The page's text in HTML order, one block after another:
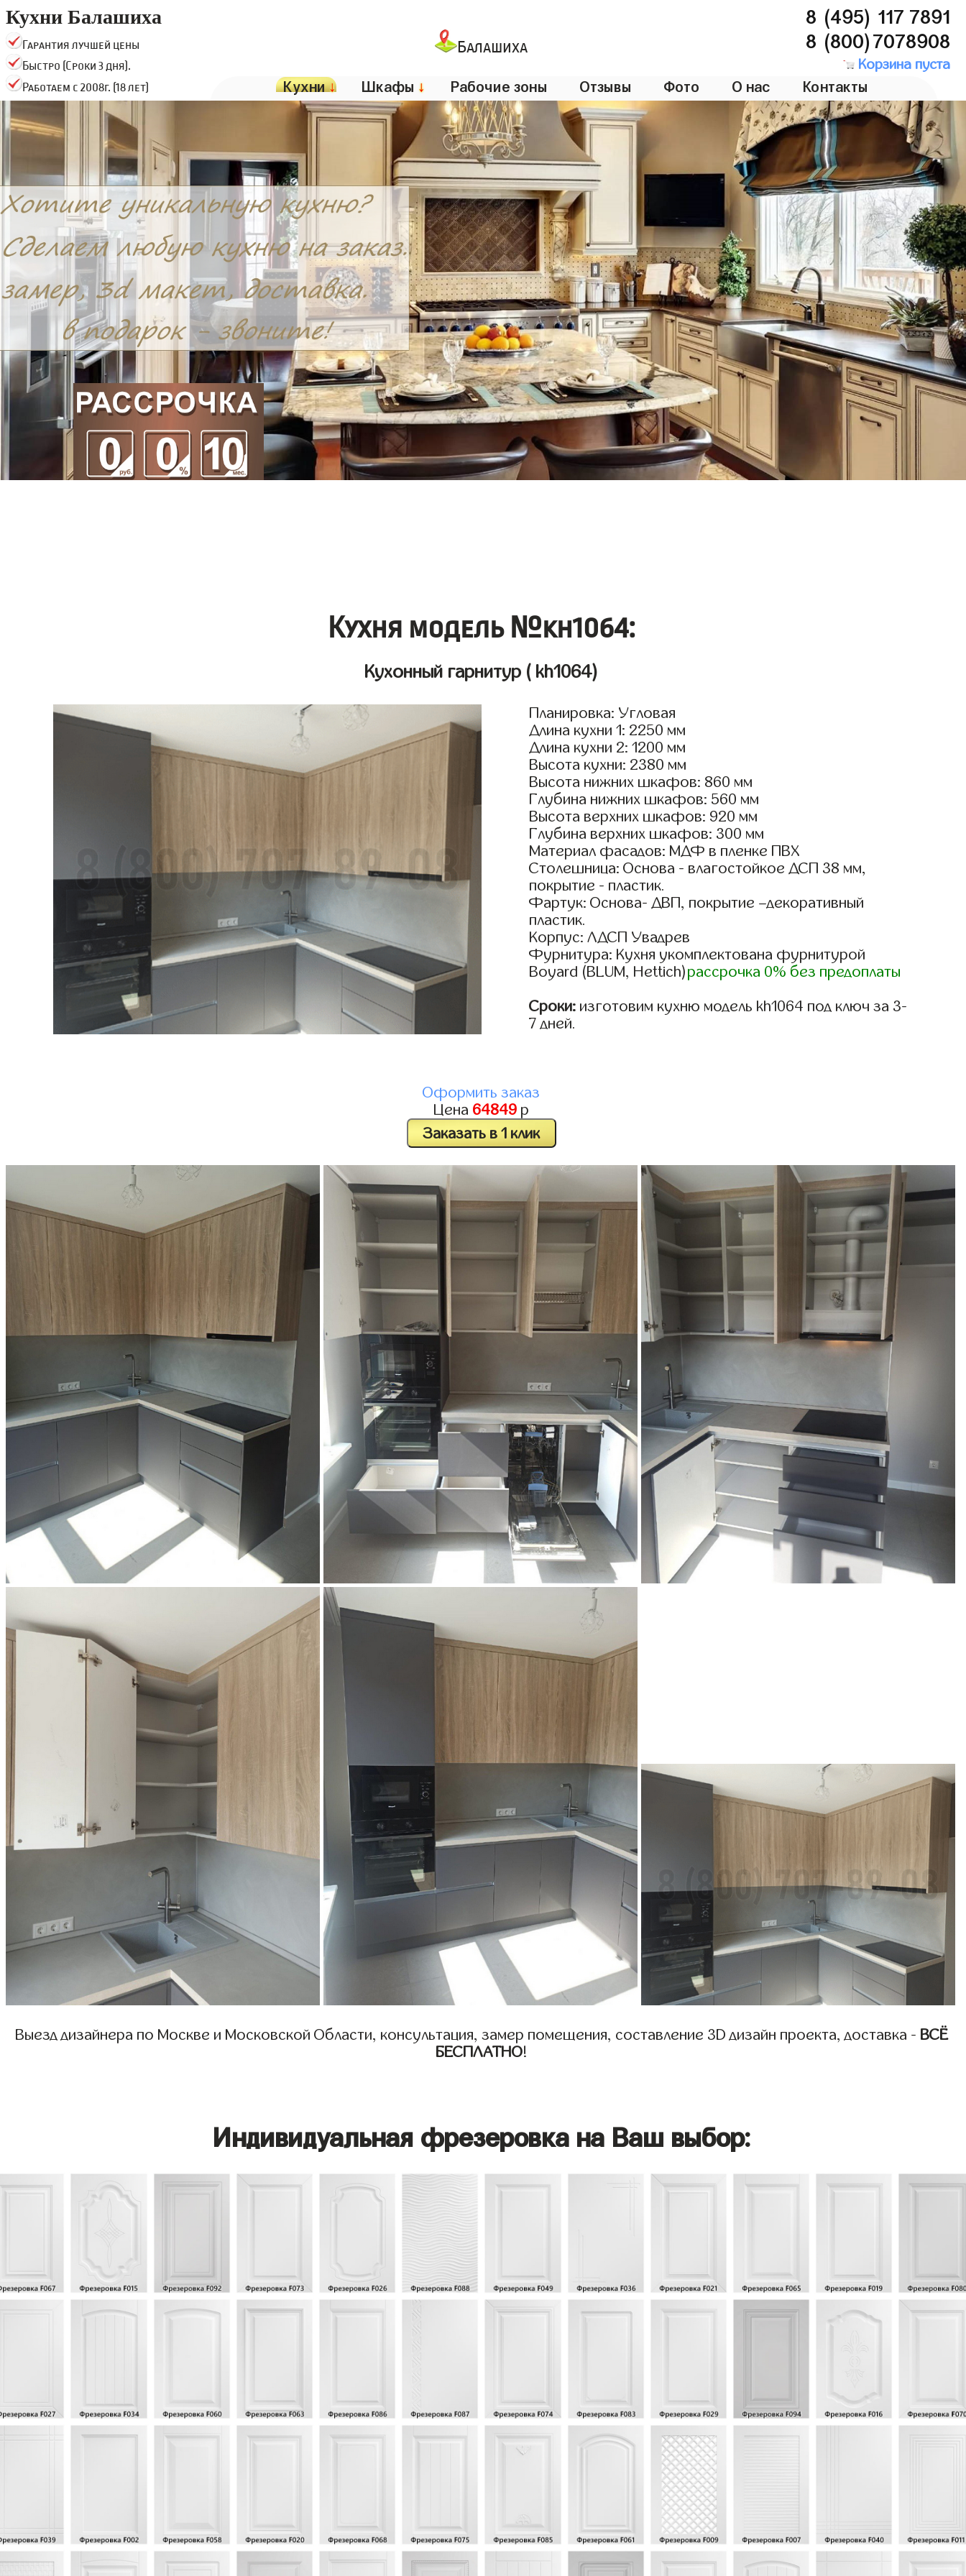
Кухни Балашиха
Гарантия лучшей цены
Быстро (Сроки 3 дня).
Работаем с 2008г. (18 лет)
Балашиха
8 (495) 117 7891
8 (800)7078908
Корзина пуста
Кухни↓ Шкафы ↓ Рабочие зоны Отзывы Фото О нас Контакты
Кухня модель №kh1064:
Кухонный гарнитур ( kh1064)
Планировка: Угловая
Длина кухни 1: 2250 мм
Длина кухни 2: 1200 мм
Высота кухни: 2380 мм
Высота нижних шкафов: 860 мм
Глубина нижних шкафов: 560 мм
Высота верхних шкафов: 920 мм
Глубина верхних шкафов: 300 мм
Материал фасадов: МДФ в пленке ПВХ
Столешница: Основа - влагостойкое ДСП 38 мм,
покрытие - пластик.
Фартук: Основа- ДВП, покрытие –декоративный
пластик.
Корпус: ЛДСП Увадрев
Фурнитура: Кухня укомплектована фурнитурой
Boyard (BLUM, Hettich)рассрочка 0% без предоплаты
Сроки: изготовим кухню модель kh1064 под ключ за 3-
7 дней.
Оформить заказ
Цена 64849 р
Заказать в 1 клик
Выезд дизайнера по Москве и Московской Области, консультация, замер помещения, составление 3D дизайн проекта, доставка - ВСЁ
БЕСПЛАТНО!
Индивидуальная фрезеровка на Ваш выбор: